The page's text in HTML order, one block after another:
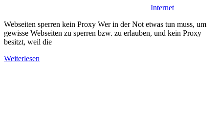
Internet
Webseiten sperren kein Proxy Wer in der Not etwas tun muss, um
gewisse Webseiten zu sperren bzw. zu erlauben, und kein Proxy
besitzt, weil die
Weiterlesen